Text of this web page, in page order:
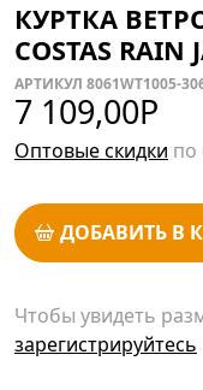
КУРТКА
COSTAS RAIN
АРТИКУЛ 8061WT1005-
7 109,00Р
Оптовые скидки по
ДОБАВИТЬ В
Чтобы увидеть
зарегистрируйтесь